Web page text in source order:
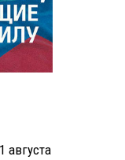
августа